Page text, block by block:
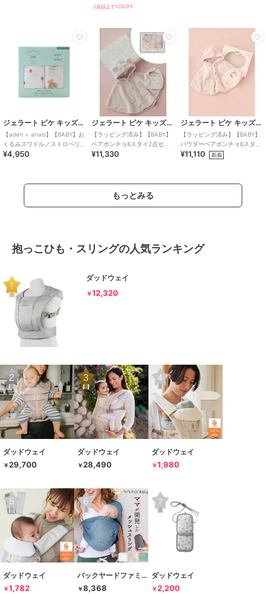
2点以上で10%OFF
ジェラート ピケ キッズ＆ベビー
【aden + anais】【BABY】お
くるみスワドル／ストロベリ
ー・ベア／ダイナソー・ベア
¥4,950
ジェラート ピケ キッズ＆ベビー
【ラッピング済み】【BABY】
ベアポンチョ&スタイ2点セッ
ト ギフトBOX
¥11,330
ジェラート ピケ キッズ＆ベビー
【ラッピング済み】【BABY】
パウダーベアポンチョ&スタイ
セット BOX付き
¥11,110 新着
もっとみる
抱っこひも・スリングの人気ランキング
ダッドウェイ
￥12,320
ダッドウェイ
￥29,700
ダッドウェイ
￥28,490
ダッドウェイ
￥1,980
ダッドウェイ
￥1,782
バックヤードファミリー
￥8,368
ダッドウェイ
￥2,200